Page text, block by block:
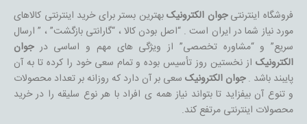
فروشگاه اینترنتیجوان الکترونیکبهترین بستر برای خرید اینترنتی کالاهای
مورد نیاز شما در ایران است . “اصل بودن کالا ، “گارانتی بازگشت” ، ” ارسال
سریع” و “مشاوره تخصصی” از ویژگی های مهم و اساسی درجوان
الکترونیکاز نخستین روز تأسیس بوده و تمام سعی خود را کرده تا به آن
پایبند باشد .جوان الکترونیکسعی بر آن دارد که روزانه بر تعداد محصولات
و تنوع آن بیفزاید تا بتواند نیاز همه ی افراد با هر نوع سلیقه را در خرید
محصولات اینترنتی مرتفع کند.